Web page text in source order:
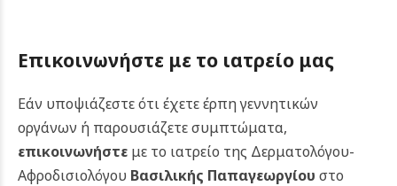
Επικοινωνήστε με το ιατρείο μας
Εάν υποψιάζεστε ότι έχετε έρπη γεννητικών
οργάνων ή παρουσιάζετε συμπτώματα,
επικοινωνήστε με το ιατρείο της Δερματολόγου-
Αφροδισιολόγου Βασιλικής Παπαγεωργίου στο